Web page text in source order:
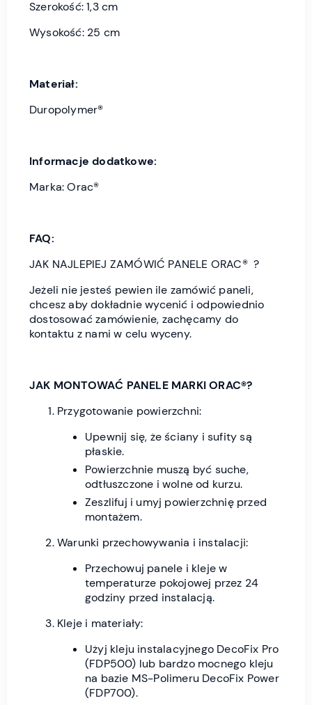
Szerokość: 1,3 cm
Wysokość: 25 cm
Materiał:
Duropolymer®
Informacje dodatkowe:
Marka: Orac®
FAQ:
JAK NAJLEPIEJ ZAMÓWIĆ PANELE ORAC® ?
Jeżeli nie jesteś pewien ile zamówić paneli,
chcesz aby dokładnie wycenić i odpowiednio
dostosować zamówienie, zachęcamy do
kontaktu z nami w celu wyceny.
JAK MONTOWAĆ PANELE MARKI ORAC®?
Przygotowanie powierzchni:
Upewnij się, że ściany i sufity są
płaskie.
Powierzchnie muszą być suche,
odtłuszczone i wolne od kurzu.
Zeszlifuj i umyj powierzchnię przed
montażem.
Warunki przechowywania i instalacji:
Przechowuj panele i kleje w
temperaturze pokojowej przez 24
godziny przed instalacją.
Kleje i materiały:
Użyj kleju instalacyjnego DecoFix Pro
(FDP500) lub bardzo mocnego kleju
na bazie MS-Polimeru DecoFix Power
(FDP700).